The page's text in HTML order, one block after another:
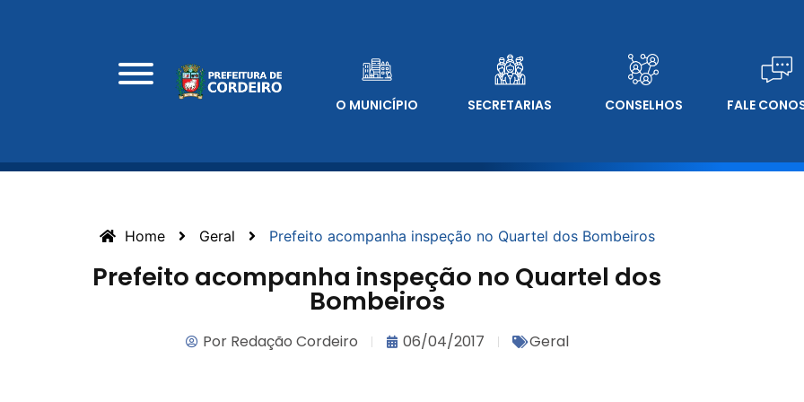
O MUNICÍPIO SECRETARIAS CONSELHOS FALE
Home Geral Prefeito acompanha inspeção no Quartel dos Bombeiros
Prefeito acompanha inspeção no Quartel dos
Bombeiros
PorRedação Cordeiro 06/04/2017 Geral